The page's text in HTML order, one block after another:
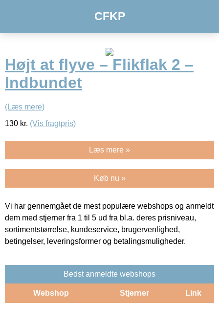
CFKP
Højt at flyve – Flikflak 2 –
Indbundet
(Læs mere)
130 kr. (Vis fragtpris)
Læs mere »
Køb nu »
Vi har gennemgået de mest populære webshops og anmeldt
dem med stjerner fra 1 til 5 ud fra bl.a. deres prisniveau,
sortimentstørrelse, kundeservice, brugervenlighed,
betingelser, leveringsformer og betalingsmuligheder.
Bedst anmeldte webshops
Webshop Stjerner Link